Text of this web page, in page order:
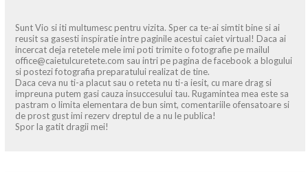
Sunt Vio si iti multumesc pentru vizita. Sper ca te-ai simtit bine si ai
reusit sa gasesti inspiratie intre paginile acestui caiet virtual! Daca ai
incercat deja retetele mele imi poti trimite o fotografie pe mailul
office@caietulcuretete.com sau intri pe pagina de facebook a blogului
si postezi fotografia preparatului realizat de tine.
Daca ceva nu ti-a placut sau o reteta nu ti-a iesit, cu mare drag si
impreuna putem gasi cauza insuccesului tau. Rugamintea mea este sa
pastram o limita elementara de bun simt, comentariile ofensatoare si
de prost gust imi rezerv dreptul de a nu le publica!
Spor la gatit dragii mei!